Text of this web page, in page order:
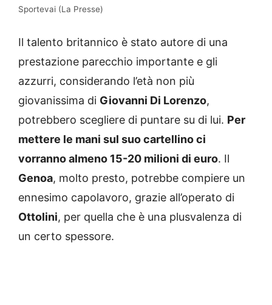
Sportevai (La Presse)
Il talento britannico è stato autore di una
prestazione parecchio importante e gli
azzurri, considerando l’età non più
giovanissima di Giovanni Di Lorenzo,
potrebbero scegliere di puntare su di lui. Per
mettere le mani sul suo cartellino ci
vorranno almeno 15-20 milioni di euro. Il
Genoa, molto presto, potrebbe compiere un
ennesimo capolavoro, grazie all’operato di
Ottolini, per quella che è una plusvalenza di
un certo spessore.